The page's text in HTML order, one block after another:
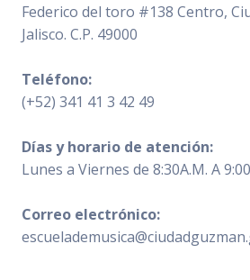
Federico del toro #138 Centro,
Jalisco. C.P. 49000
Teléfono:
(+52) 341 41 3 42 49
Días y horario de atención:
Lunes a Viernes de 8:30A.M. A
Correo electrónico: